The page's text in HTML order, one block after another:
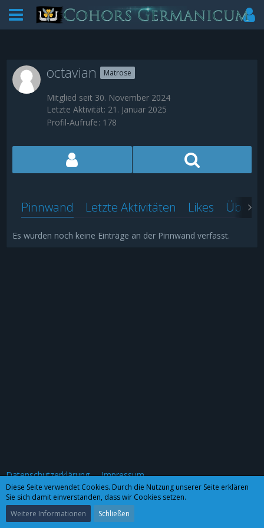
octavian Matrose
Mitglied seit 30. November 2024
Letzte Aktivität: 21. Januar 2025
Profil-Aufrufe 178
Pinnwand Letzte Aktivitäten Likes Über
Es wurden noch keine Einträge an der Pinnwand verfasst.
Datenschutzerklärung Impressum
Community-Software: WoltLab Suite™ 3.0.27
Diese Seite verwendet Cookies. Durch die Nutzung unserer Seite erklären
Sie sich damit einverstanden, dass wir Cookies setzen.
Weitere Informationen
Schließen